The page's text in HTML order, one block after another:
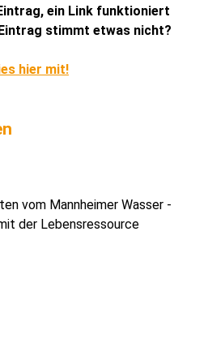
ein Link funktioniert
stimmt etwas nicht?
hier mit!
vom Mannheimer Wasser -
der Lebensressource